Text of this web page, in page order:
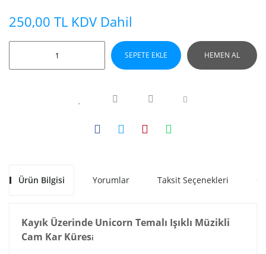
250,00 TL KDV Dahil
SEPETE EKLE HEMEN AL
Ürün Bilgisi Yorumlar Taksit Seçenekleri
Kayık Üzerinde Unicorn Temalı Işıklı Müzikli
Cam Kar Küresi